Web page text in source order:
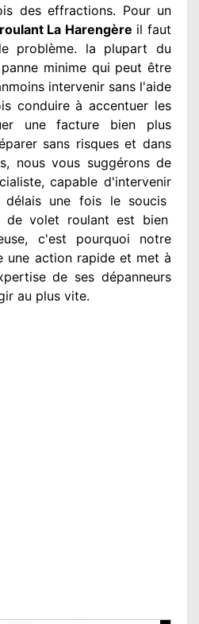
des effractions. Pour un
La Harengère il faut
problème. la plupart du
minime qui peut être
intervenirsans l'aide
conduire à accentuer les
une facture bien plus
sans risques et dans
nous vous suggéronsde
, capable d'intervenir
une fois le soucis
de volet roulant est bien
, c'est pourquoi notre
une actionrapide et met à
de ses dépanneurs
au plus vite.